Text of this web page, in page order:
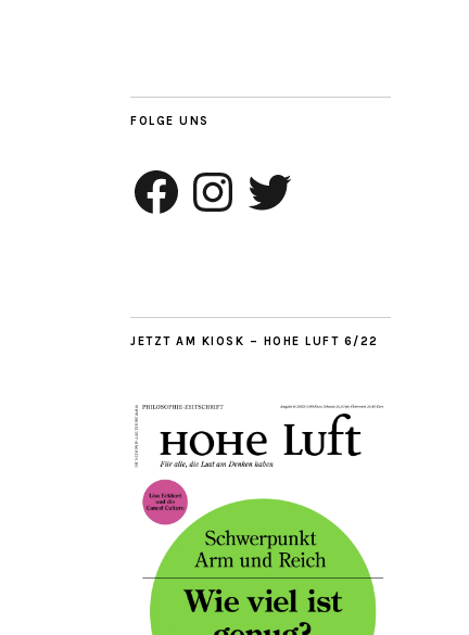
FOLGE UNS
Facebook InstagramTwitter
JETZT AM KIOSK – HOHE LUFT 6/22